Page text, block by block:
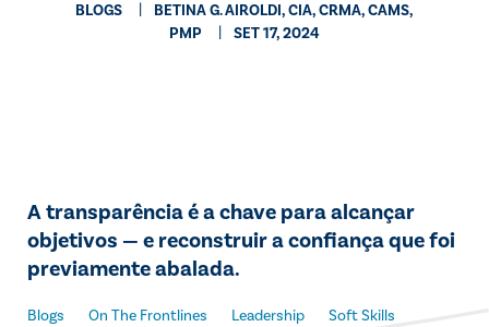
BLOGS
BETINA G. AIROLDI, CIA, CRMA, CAMS,
PMP
SET 17, 2024
A transparência é a chave para alcançar
objetivos — e reconstruir a confiança que foi
previamente abalada.
Blogs On The Frontlines Leadership
Soft Skills